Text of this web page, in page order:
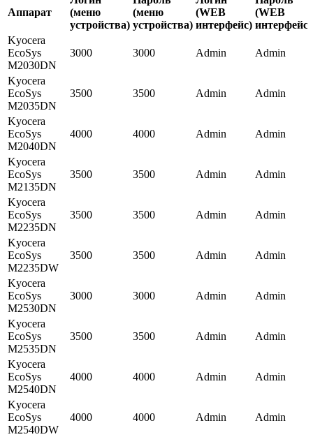
Аппарат
(меню
устройства)
(меню
устройства)
(WEB
интерфейс)
(WEB
интерфейс)
Kyocera
EcoSys
M2030DN
3000 3000 Admin Admin
Kyocera
EcoSys
M2035DN
3500 3500 Admin Admin
Kyocera
EcoSys
M2040DN
4000 4000 Admin Admin
Kyocera
EcoSys
M2135DN
3500 3500 Admin Admin
Kyocera
EcoSys
M2235DN
3500 3500 Admin Admin
Kyocera
EcoSys
M2235DW
3500 3500 Admin Admin
Kyocera
EcoSys
M2530DN
3000 3000 Admin Admin
Kyocera
EcoSys
M2535DN
3500 3500 Admin Admin
Kyocera
EcoSys
M2540DN
4000 4000 Admin Admin
Kyocera
EcoSys
M2540DW
4000 4000 Admin Admin